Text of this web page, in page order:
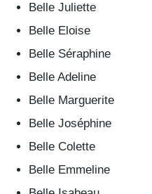
Belle Juliette
Belle Eloise
Belle Séraphine
Belle Adeline
Belle Marguerite
Belle Joséphine
Belle Colette
Belle Emmeline